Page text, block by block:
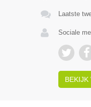
Laatste
Sociale
BEKIJK